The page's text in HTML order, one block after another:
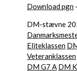
Download pgn
DM-stævne
Eliteklassen
Veteranklassen
DM G7 A DM